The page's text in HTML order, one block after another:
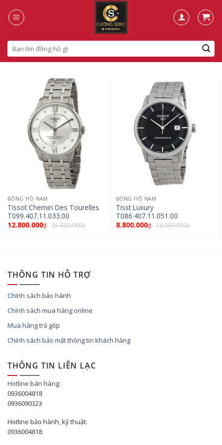
Search
for:
ĐỒNG HỒ NAM
Tissot Chemin Des Tourelles
T099.407.11.033.00
12.800.000₫ 25.800.000₫
ĐỒNG HỒ NAM
Tisst Luxury
T086.407.11.051.00
8.800.000₫ 16.000.000₫
THÔNG TIN HỖ TRỢ
Chính sách bảo hành
Chính sách mua hàng online
Mua hàng trả góp
Chính sách bảo mật thông tin khách hàng
THÔNG TIN LIÊN LẠC
Hotline bán hàng:
0936004818
0936090323
Hotline bảo hành, kỹ thuật:
0936004818